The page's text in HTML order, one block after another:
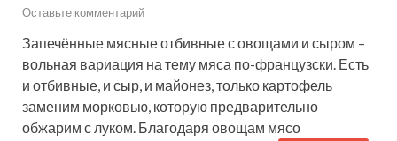
Оставьте комментарий
Запечённые мясные отбивные с овощами и сыром –
вольная вариация на тему мяса по-французски. Есть
и отбивные, и сыр, и майонез, только картофель
заменим морковью, которую предварительно
обжарим с луком. Благодаря овощам мясо